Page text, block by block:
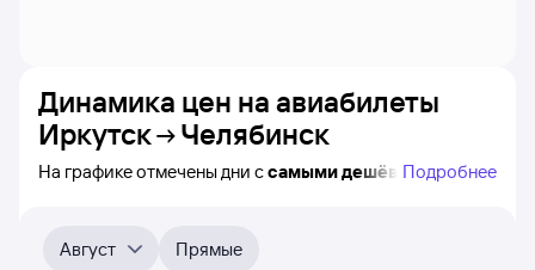
Динамика цен на авиабилеты
Иркутск
Челябинск
На графике отмечены дни ссамыми дешёвыми
на ближайшие пять месяцев. Выберите день,
перейдите по клику к поиску билетов на нужный рейс и
Подробнее
Август
Прямые